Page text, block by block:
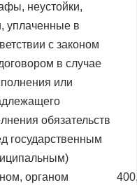
неустойки,
уплаченные в
с законом
в случае
или
обязательств
государственным
органом